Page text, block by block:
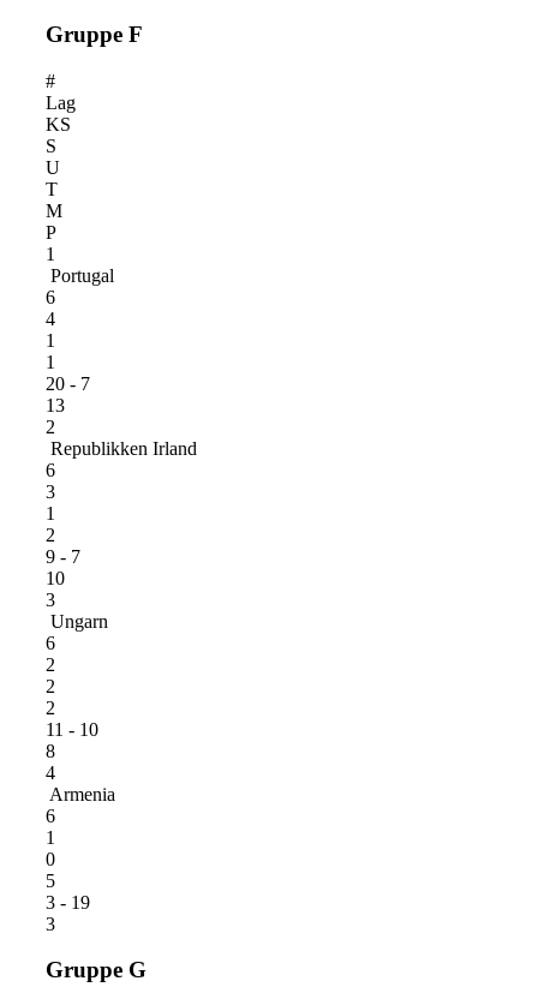
Gruppe F
#
Lag
KS
S
U
T
M
P
1
Portugal
6
4
1
1
20 - 7
13
2
Republikken Irland
6
3
1
2
9 - 7
10
3
Ungarn
6
2
2
2
11 - 10
8
4
Armenia
6
1
0
5
3 - 19
3
Gruppe G